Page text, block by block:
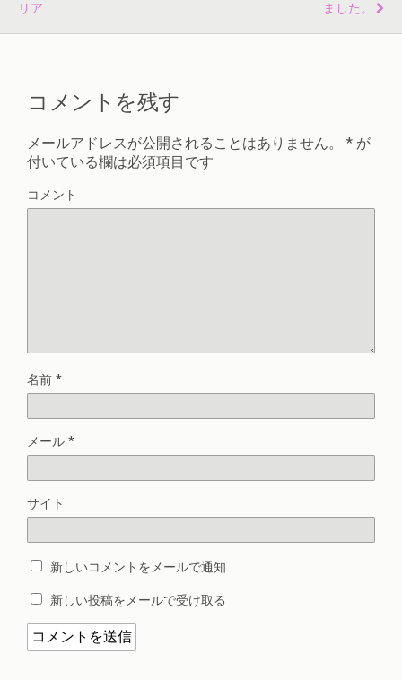
リア
ました。
コメントを残す
メールアドレスが公開されることはありません。 * が
付いている欄は必須項目です
コメント
名前 *
メール *
サイト
新しいコメントをメールで通知
新しい投稿をメールで受け取る